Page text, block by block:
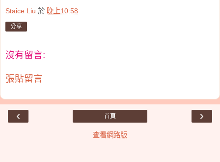
Staice Liu 於 晚上10:58
分享
沒有留言:
張貼留言
‹ ›
首頁
查看網路版